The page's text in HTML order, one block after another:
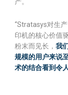
“Stratasys对生
印机的核心价值
粉末而见长， 我
规模的用户来说
术的结合看到令